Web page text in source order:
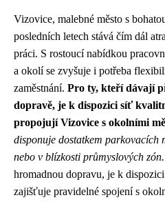
Vizovice, malebné město s
posledních letech stává čím dál
práci. S rostoucí nabídkou
a okolí se zvyšuje i potřeba
zaměstnání. Pro ty, kteří dávají
dopravě, je k dispozici síť
propojují Vizovice s okolními
disponuje dostatkem parkovacích
nebo v blízkosti průmyslových zón.
hromadnou dopravu, je k
zajišťuje pravidelné spojení s